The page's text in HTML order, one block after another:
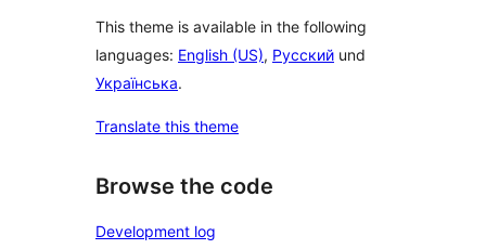
This theme is available in the following
languages: English (US), Русский und
Українська.
Translate this theme
Browse the code
Development log